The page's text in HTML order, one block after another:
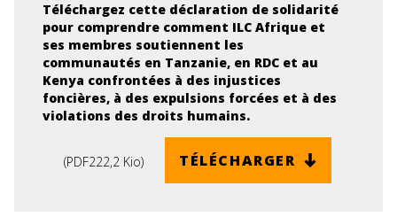
Téléchargez cette déclaration de solidarité
pour comprendre comment ILC Afrique et
ses membres soutiennent les
communautés en Tanzanie, en RDC et au
Kenya confrontées à des injustices
foncières, à des expulsions forcées et à des
violations des droits humains.
(PDF222,2 Kio) TÉLÉCHARGER